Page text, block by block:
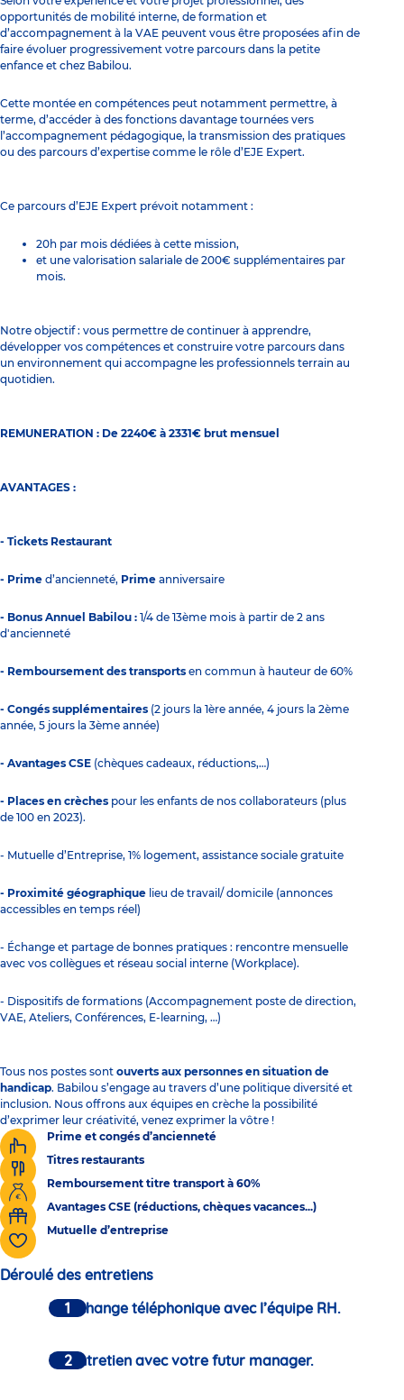
opportunités de mobilité interne, de formation et
d’accompagnement à la VAE peuvent vous être proposées afin de
faire évoluer progressivement votre parcours dans la petite
enfance et chez Babilou.
Cette montée en compétences peut notamment permettre, à
terme, d’accéder à des fonctions davantage tournées vers
l’accompagnement pédagogique, la transmission des pratiques
ou des parcours d’expertise comme le rôle d’EJE Expert.
Ce parcours d’EJE Expert prévoit notamment :
20h par mois dédiées à cette mission,
et une valorisation salariale de 200€ supplémentaires par
mois.
Notre objectif : vous permettre de continuer à apprendre,
développer vos compétences et construire votre parcours dans
un environnement qui accompagne les professionnels terrain au
quotidien.
REMUNERATION : De 2240€ à 2331€ brut mensuel
AVANTAGES :
- Tickets Restaurant
- Prime d’ancienneté, Prime anniversaire
- Bonus Annuel Babilou : 1/4 de 13ème mois à partir de 2 ans
d'ancienneté
- Remboursement des transports en commun à hauteur de 60%
- Congés supplémentaires (2 jours la 1ère année, 4 jours la 2ème
année, 5 jours la 3ème année)
- Avantages CSE (chèques cadeaux, réductions,…)
- Places en crèches pour les enfants de nos collaborateurs (plus
de 100 en 2023).
- Mutuelle d’Entreprise, 1% logement, assistance sociale gratuite
- Proximité géographique lieu de travail/ domicile (annonces
accessibles en temps réel)
- Échange et partage de bonnes pratiques : rencontre mensuelle
avec vos collègues et réseau social interne (Workplace).
- Dispositifs de formations (Accompagnement poste de direction,
VAE, Ateliers, Conférences, E-learning, …)
Tous nos postes sont ouverts aux personnes en situation de
handicap. Babilou s’engage au travers d’une politique diversité et
inclusion. Nous offrons aux équipes en crèche la possibilité
d’exprimer leur créativité, venez exprimer la vôtre !
Prime et congés d’ancienneté
Titres restaurants
Remboursement titre transport à 60%
Avantages CSE (réductions, chèques vacances...)
Mutuelle d’entreprise
Déroulé des entretiens
Un échange téléphonique avec l’équipe RH.
Un entretien avec votre futur manager.